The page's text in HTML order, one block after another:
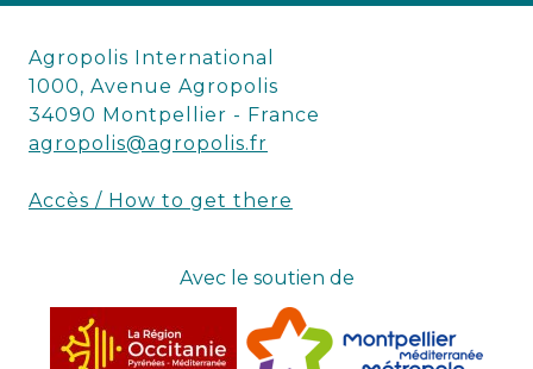
Agropolis International
1000, Avenue Agropolis
34090 Montpellier - France
agropolis@agropolis.fr
Accès / How to get there
Avec le soutien de